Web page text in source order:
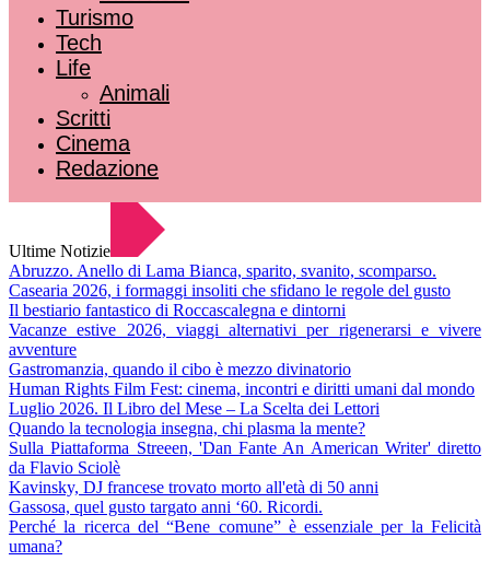
Turismo
Tech
Life
Animali
Scritti
Cinema
Redazione
Ultime Notizie
Abruzzo. Anello di Lama Bianca, sparito, svanito, scomparso.
Casearia 2026, i formaggi insoliti che sfidano le regole del gusto
Il bestiario fantastico di Roccascalegna e dintorni
Vacanze estive 2026, viaggi alternativi per rigenerarsi e vivere
avventure
Gastromanzia, quando il cibo è mezzo divinatorio
Human Rights Film Fest: cinema, incontri e diritti umani dal mondo
Luglio 2026. Il Libro del Mese – La Scelta dei Lettori
Quando la tecnologia insegna, chi plasma la mente?
Sulla Piattaforma Streeen, 'Dan Fante An American Writer' diretto
da Flavio Sciolè
Kavinsky, DJ francese trovato morto all'età di 50 anni
Gassosa, quel gusto targato anni ‘60. Ricordi.
Perché la ricerca del “Bene comune” è essenziale per la Felicità
umana?